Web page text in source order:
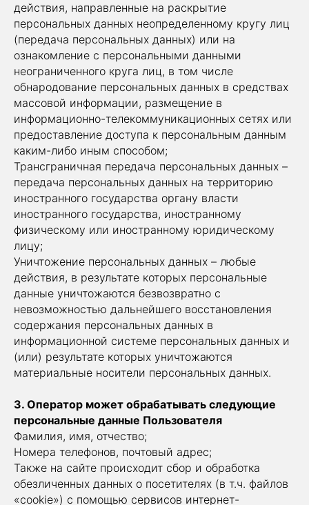
действия, направленные на раскрытие
персональных данных неопределенному кругу лиц
(передача персональных данных) или на
ознакомление с персональными данными
неограниченного круга лиц, в том числе
обнародование персональных данных в средствах
массовой информации, размещение в
информационно-телекоммуникационных сетях или
предоставление доступа к персональным данным
каким-либо иным способом;
Трансграничная передача персональных данных –
передача персональных данных на территорию
иностранного государства органу власти
иностранного государства, иностранному
физическому или иностранному юридическому
лицу;
Уничтожение персональных данных – любые
действия, в результате которых персональные
данные уничтожаются безвозвратно с
невозможностью дальнейшего восстановления
содержания персональных данных в
информационной системе персональных данных и
(или) результате которых уничтожаются
материальные носители персональных данных.
3. Оператор может обрабатывать следующие
персональные данные Пользователя
Фамилия, имя, отчество;
Номера телефонов, почтовый адрес;
Также на сайте происходит сбор и обработка
обезличенных данных о посетителях (в т.ч. файлов
«cookie») с помощью сервисов интернет-